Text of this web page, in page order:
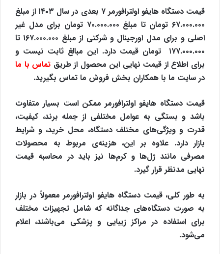
قیمت دستگاه هایفو اولترافورمر ۷ بعدی در سال ۱۴۰۳ از مبلغ
۶۷.۰۰۰.۰۰۰ تومان تا مبلغ ۷۰.۰۰۰.۰۰۰ تومان برای مدل غیر
اصلی و برای مدل اورجینال و شرکتی از مبلغ ۱۶۷.۰۰۰.۰۰۰ تا
۱۷۷.۰۰۰.۰۰۰ تومان قیمت دارد. این مبالغ ثابت نیست و
برای اطلاع از قیمت نهایی این محصول از طریق تماس با ما
در سایت ما با همکاران بخش فروش ما تماس بگیرید.
قیمت دستگاه هایفو اولترافورمر ممکن است بسیار متفاوت
باشد و بستگی به عوامل مختلفی از جمله برند، کیفیت،
قدرت و ویژگی‌های مختلف دستگاه، محل خرید، و شرایط
بازار دارد. علاوه بر این، هزینه‌ی مربوط به محصولات
مصرفی مانند ژل‌ها و کرم‌ها نیز باید در محاسبه قیمت
نهایی مدنظر قرار گیرد.
به طور کلی، قیمت دستگاه هایفو اولترافورمر معمولاً در بازار
به صورت دستگاه‌های جداگانه که شامل تجهیزات مختلف
برای استفاده در مراکز زیبایی و پزشکی می‌باشند، اعلام
می‌شود.